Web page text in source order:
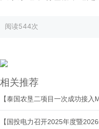
阅读544次
相关推荐
【泰国农垦二项目一次成功接入
【国投电力召开2025年度暨